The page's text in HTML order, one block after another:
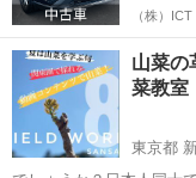
（株）ICT
山菜の
菜教室
東京都